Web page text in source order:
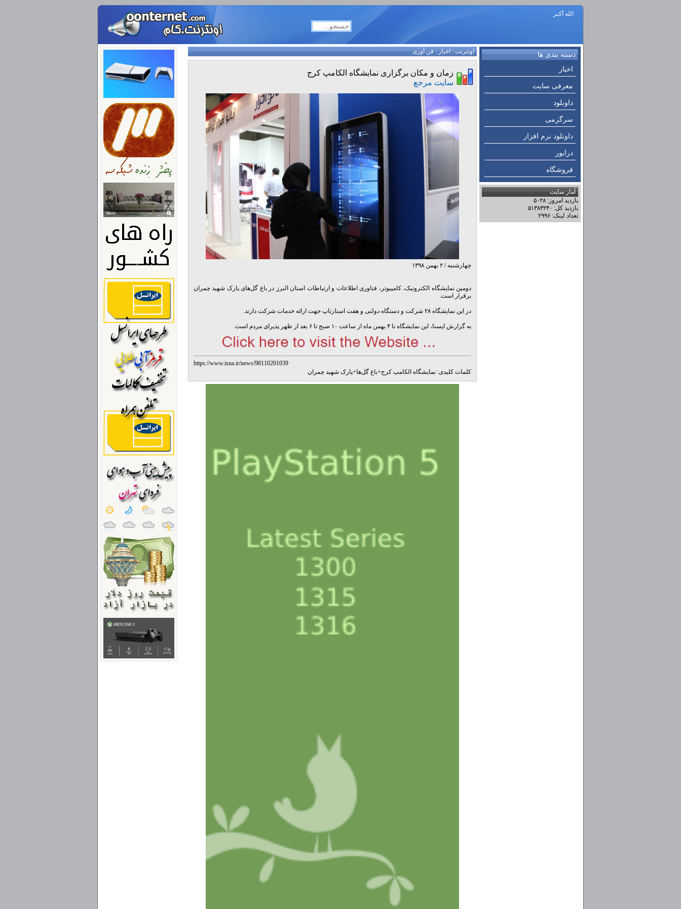
الله أكبر
دسته بندی ها
اخبار
معرفی سایت
داونلود
سرگرمی
داونلود نرم افزار
درایور
فروشگاه
آمار سایت
بازدید امروز: ۵۰۲۸
بازدید کل: ۵۱۳۸۳۲۴۰
تعداد لینک: ۲۹۹۶
اونترنت:اخبار:فن آوری
زمان و مکان برگزاری نمایشگاه الکامپ کرج
سایت مرجع
چهارشنبه / ۲ بهمن ۱۳۹۸
دومین نمایشگاه الکترونیک، کامپیوتر، فناوری اطلاعات و ارتباطات استان البرز در باغ گل‌های پارک شهید چمران
برقرار است.
در این نمایشگاه ۲۸ شرکت و دستگاه دولتی و هفت استارتاپ جهت ارائه خدمات شرکت دارند.
به گزارش ایسنا، این نمایشگاه تا ۴ بهمن ماه از ساعت ۱۰ صبح تا ۶ بعد از ظهر پذیرای مردم است.
https://www.isna.ir/news/98110201039
کلمات کلیدی: نمایشگاه الکامپ کرج+باغ گل‌ها+پارک شهید چمران